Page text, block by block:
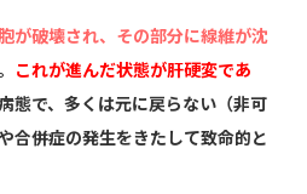
が破壊され、その部分に線維が沈
これが進んだ状態が肝硬変であ
態で、多くは元に戻らない（非可
合併症の発生をきたして致命的と